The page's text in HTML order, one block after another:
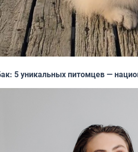
5 уникальных питомцев —